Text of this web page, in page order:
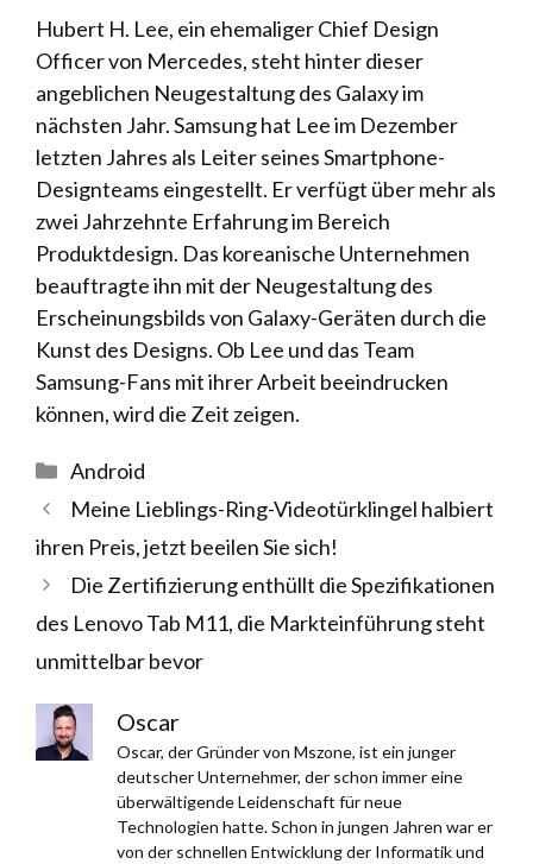
Hubert H. Lee, ein ehemaliger Chief Design
Officer von Mercedes, steht hinter dieser
angeblichen Neugestaltung des Galaxy im
nächsten Jahr. Samsung hat Lee im Dezember
letzten Jahres als Leiter seines Smartphone-
Designteams eingestellt. Er verfügt über mehr als
zwei Jahrzehnte Erfahrung im Bereich
Produktdesign. Das koreanische Unternehmen
beauftragte ihn mit der Neugestaltung des
Erscheinungsbilds von Galaxy-Geräten durch die
Kunst des Designs. Ob Lee und das Team
Samsung-Fans mit ihrer Arbeit beeindrucken
können, wird die Zeit zeigen.
Kategorien
Android
Meine Lieblings-Ring-Videotürklingel halbiert
ihren Preis, jetzt beeilen Sie sich!
Die Zertifizierung enthüllt die Spezifikationen
des Lenovo Tab M11, die Markteinführung steht
unmittelbar bevor
Oscar
Oscar, der Gründer von Mszone, ist ein junger
deutscher Unternehmer, der schon immer eine
überwältigende Leidenschaft für neue
Technologien hatte. Schon in jungen Jahren war er
von der schnellen Entwicklung der Informatik und